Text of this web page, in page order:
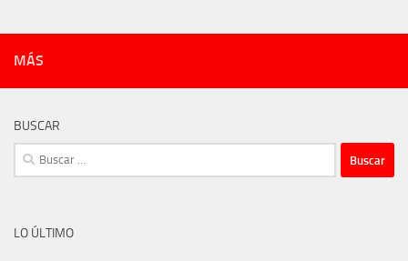
MÁS
BUSCAR
Buscar:
LO ÚLTIMO